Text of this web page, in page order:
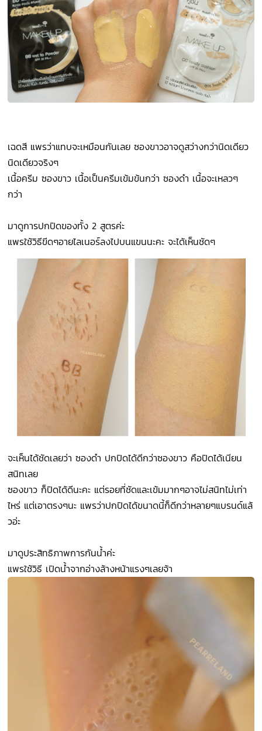
เฉดสี แพรว่าแทบจะเหมือนกันเลย ซองขาวอาจดูสว่างกว่านิดเดียว
นิดเดียวจริงๆ
เนื้อครีม ซองขาว เนื้อเป็นครีมเข้มข้นกว่า ซองดำ เนื้อจะเหลวๆ
กว่า
มาดูการปกปิดของทั้ง 2 สูตรค่ะ
แพรใช้วิธีขีดๆอายไลเนอร์ลงไปบนแขนนะคะ จะได้เห็นชัดๆ
จะเห็นได้ชัดเลยว่า ซองดำ ปกปิดได้ดีกว่าซองขาว คือปิดได้เนียน
สนิทเลย
ซองขาว ก็ปิดได้ดีนะคะ แต่รอยที่ชัดและเข้มมากๆอาจไม่สนิทไม่เท่า
ไหร่ แต่เอาตรงๆนะ แพรว่าปกปิดได้ขนาดนี้ก็ดีกว่าหลายๆแบรนด์แล้
วอ่ะ
มาดูประสิทธิภาพการกันน้ำค่ะ
แพรใช้วิธี เปิดน้ำจากอ่างล้างหน้าแรงๆเลยจ้า